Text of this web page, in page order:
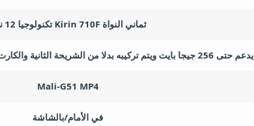
ثماني النواة Kirin 710F تكنولوجيا 12 نانو
يدعم حتى 256 جيجا بايت ويتم تركيبه بدلا من الشريحة الثانية والكارت من نوع جديد Nano Memory
Mali-G51 MP4
في الأمام/بالشاشة